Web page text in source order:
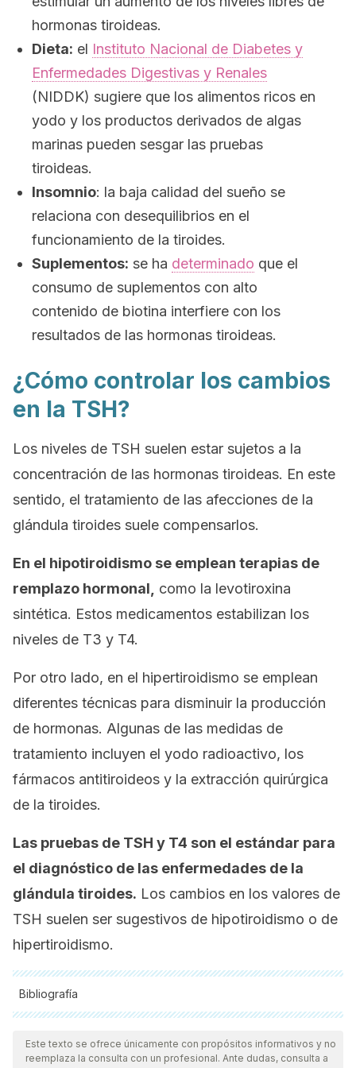
hormonas tiroideas.
Dieta: el Instituto Nacional de Diabetes y
Enfermedades Digestivas y Renales
(NIDDK) sugiere que los alimentos ricos en
yodo y los productos derivados de algas
marinas pueden sesgar las pruebas
tiroideas.
Insomnio: la baja calidad del sueño se
relaciona con desequilibrios en el
funcionamiento de la tiroides.
Suplementos: se ha determinado que el
consumo de suplementos con alto
contenido de biotina interfiere con los
resultados de las hormonas tiroideas.
¿Cómo controlar los cambios
en la TSH?
Los niveles de TSH suelen estar sujetos a la
concentración de las hormonas tiroideas. En este
sentido, el tratamiento de las afecciones de la
glándula tiroides suele compensarlos.
En el hipotiroidismo se emplean terapias de
remplazo hormonal,
como la levotiroxina
sintética. Estos medicamentos estabilizan los
niveles de T3 y T4.
Por otro lado, en el hipertiroidismo se emplean
diferentes técnicas para disminuir la producción
de hormonas. Algunas de las medidas de
tratamiento incluyen el yodo radioactivo, los
fármacos antitiroideos y la extracción quirúrgica
de la tiroides.
Las pruebas de TSH y T4 son el estándar para
el diagnóstico de las enfermedades de la
glándula tiroides. Los cambios en los valores de
TSH suelen ser sugestivos de hipotiroidismo o de
hipertiroidismo.
Bibliografía
Todas las fuentes citadas fueron revisadas a profundidad por
nuestro equipo, para asegurar su calidad, confiabilidad,
vigencia y validez.La bibliografía de este artículo fue
Este texto se ofrece únicamente con propósitos informativos y no
reemplaza la consulta con un profesional. Ante dudas, consulta a